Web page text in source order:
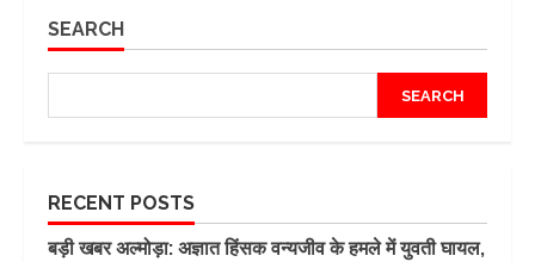
SEARCH
SEARCH
RECENT POSTS
बड़ी खबर अल्मोड़ा: अज्ञात हिंसक वन्यजीव के हमले में युवती घायल,